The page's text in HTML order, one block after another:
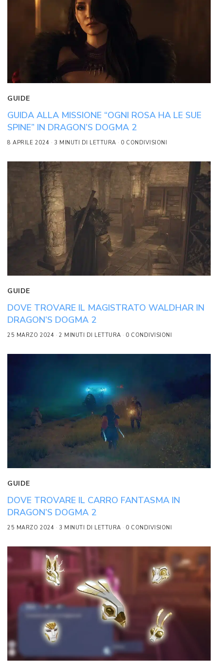
GUIDE
GUIDA ALLA MISSIONE “OGNI ROSA HA LE SUE
SPINE” IN DRAGON’S DOGMA 2
8 APRILE 2024 3 MINUTI DI LETTURA 0 CONDIVISIONI
GUIDE
DOVE TROVARE IL MAGISTRATO WALDHAR IN
DRAGON’S DOGMA 2
25 MARZO 2024 2 MINUTI DI LETTURA 0 CONDIVISIONI
GUIDE
DOVE TROVARE IL CARRO FANTASMA IN
DRAGON’S DOGMA 2
25 MARZO 2024 3 MINUTI DI LETTURA 0 CONDIVISIONI